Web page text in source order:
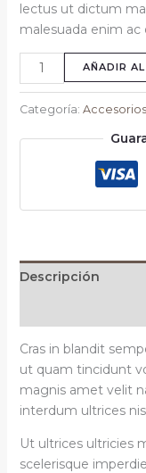
lectus ut dictum
malesuada enim ac
AÑADIR
Categoría: Accesorios
Descripción
Cras in blandit
ut quam tincidunt
magnis amet velit
interdum ultrices
Ut ultrices ultricies
scelerisque